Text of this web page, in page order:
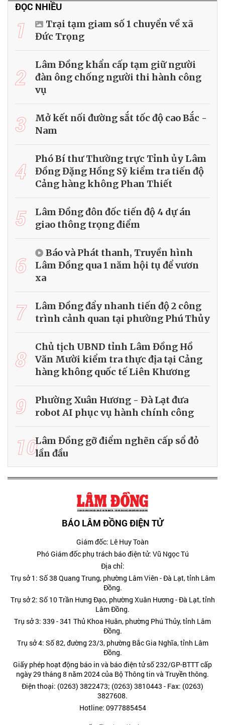
ĐỌC NHIỀU
1
Trại tạm giam số 1 chuyển về xã
Đức Trọng
2
Lâm Đồng khẩn cấp tạm giữ người
đàn ông chống người thi hành công
vụ
3
Mở kết nối đường sắt tốc độ cao Bắc -
Nam
4
Phó Bí thư Thường trực Tỉnh ủy Lâm
Đồng Đặng Hồng Sỹ kiểm tra tiến độ
Cảng hàng không Phan Thiết
5
Lâm Đồng đôn đốc tiến độ 4 dự án
giao thông trọng điểm
6
Báo và Phát thanh, Truyền hình
Lâm Đồng qua 1 năm hội tụ để vươn
xa
7
Lâm Đồng đẩy nhanh tiến độ 2 công
trình cảnh quan tại phường Phú Thủy
8
Chủ tịch UBND tỉnh Lâm Đồng Hồ
Văn Mười kiểm tra thực địa tại Cảng
hàng không quốc tế Liên Khương
9
Phường Xuân Hương - Đà Lạt đưa
robot AI phục vụ hành chính công
10Lâm Đồng gỡ điểm nghẽn cấp sổ đỏ
lần đầu
BÁO LÂM ĐỒNG ĐIỆN TỬ
Giám đốc: Lê Huy Toàn
Phó Giám đốc phụ trách báo điện tử: Vũ Ngọc Tú
Địa chỉ:
Trụ sở 1: Số 38 Quang Trung, phường Lâm Viên - Đà Lạt, tỉnh Lâm
Đồng.
Trụ sở 2: Số 10 Trần Hưng Đạo, phường Xuân Hương - Đà Lạt, tỉnh
Lâm Đồng.
Trụ sở 3: 339 - 341 Thủ Khoa Huân, phường Phú Thủy, tỉnh Lâm
Đồng.
Trụ sở 4: Số 82, đường 23/3, phường Bắc Gia Nghĩa, tỉnh Lâm
Đồng.
Giấy phép hoạt động báo in và báo điện tử số 232/GP-BTTT cấp
ngày 29 tháng 8 năm 2024 của Bộ Thông tin và Truyền thông.
Điện thoại: (0263) 3822473; (0263) 3810443 - Fax: (0263)
3827608.
Hotline: 0977885454